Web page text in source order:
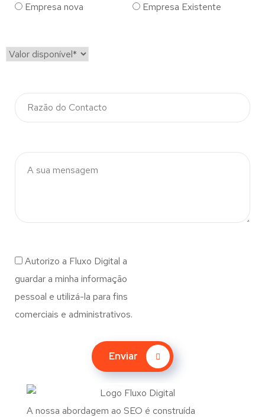
Empresa nova
Empresa Existente
Autorizo a Fluxo Digital a
guardar a minha informação
pessoal e utilizá-la para fins
comerciais e administrativos.
Enviar
A nossa abordagem ao SEO é construída